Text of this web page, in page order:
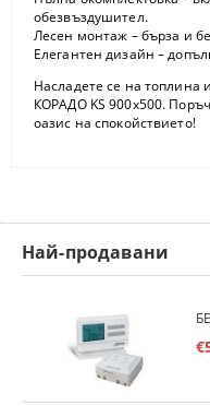
обезвъздушител.
Лесен монтаж – бърза и
Елегантен дизайн –
Насладете се на топлина
КОРАДО KS 900x500.
оазис на спокойствието!
Най-продавани